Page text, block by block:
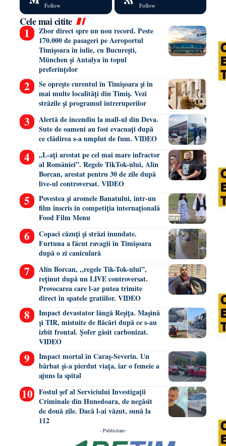
Follow Follow
Cele mai citite
Zbor direct spre un nou record. Peste
170.000 de pasageri pe Aeroportul
Timișoara în iulie, cu București,
München și Antalya în topul
preferințelor
Se oprește curentul în Timișoara și în
mai multe localități din Timiș. Vezi
străzile și programul întreruperilor
Alertă de incendiu la mall-ul din Deva.
Sute de oameni au fost evacuați după
ce clădirea s-a umplut de fum. VIDEO
„L-ați arestat pe cel mai mare infractor
al României”. Regele TikTok-ului, Alin
Borcan, arestat pentru 30 de zile după
live-ul controversat. VIDEO
Povestea și aromele Banatului, într-un
film înscris în competiția internațională
Food Film Menu
Copaci căzuți și străzi inundate.
Furtuna a făcut ravagii în Timișoara
după o zi caniculară
Alin Borcan, ,,regele Tik-Tok-ului”,
reținut după un LIVE controversat.
Provocarea care l-ar putea trimite
direct în spatele gratiilor. VIDEO
Impact devastator lângă Reșița. Mașină
și TIR, mistuite de flăcări după ce s-au
izbit frontal. Șofer găsit carbonizat.
VIDEO
Impact mortal în Caraș-Severin. Un
bărbat și-a pierdut viața, iar o femeie a
ajuns la spital
Fostul șef al Serviciului Investigații
Criminale din Hunedoara, de negăsit
de două zile. Dacă l-ai văzut, sună la
112
- Publicitate-